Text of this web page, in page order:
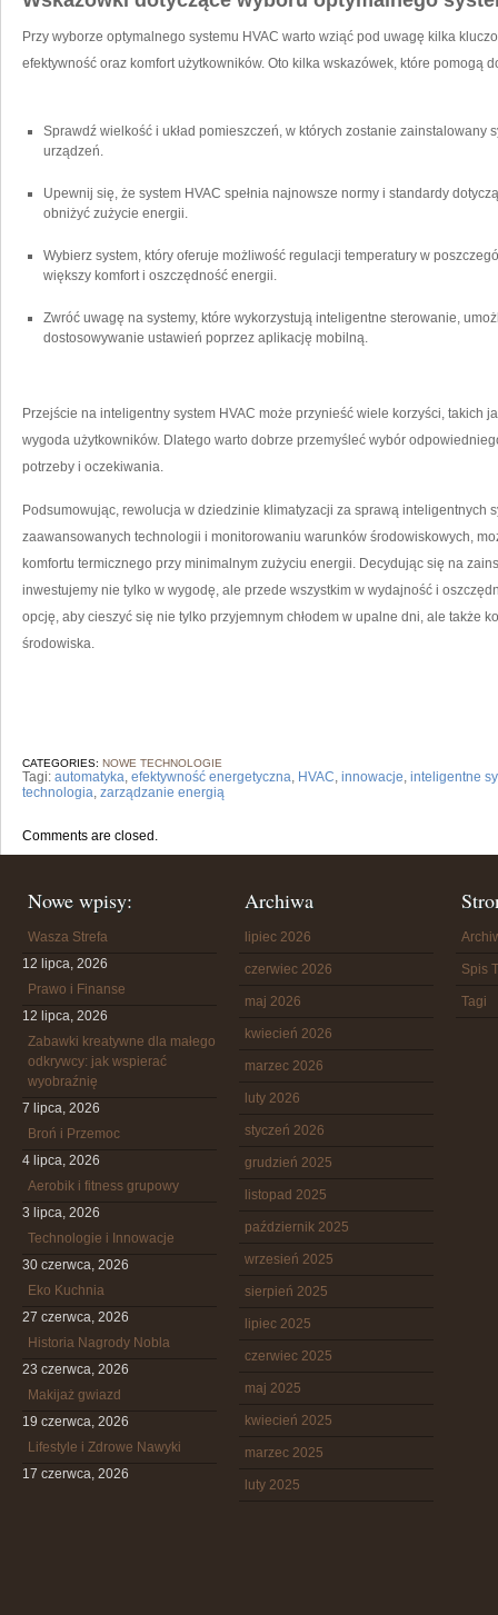
Przy wyborze optymalnego systemu HVAC warto‍ wziąć pod uwagę⁤ kilka⁤
efektywność⁢ oraz komfort użytkowników. ​Oto kilka wskazówek,​ które pomogą
Sprawdź ⁣wielkość​ i układ pomieszczeń,‍ w których zostanie zainstalowany‌
urządzeń.
Upewnij się, że system HVAC spełnia najnowsze⁢ normy i standardy
obniżyć zużycie energii.
Wybierz system,‍ który ⁢oferuje możliwość regulacji temperatury w
większy komfort ⁣i oszczędność energii.
Zwróć uwagę⁢ na systemy,⁤ które ‍wykorzystują inteligentne sterowanie,
dostosowywanie ustawień poprzez aplikację mobilną.
Przejście na inteligentny system ⁢HVAC⁢ może przynieść wiele⁣ korzyści, ‌takich
wygoda użytkowników. Dlatego warto​ dobrze przemyśleć wybór
potrzeby ⁢i oczekiwania.
Podsumowując,⁤ rewolucja w dziedzinie klimatyzacji za sprawą inteligentnych
zaawansowanych technologii ​i monitorowaniu warunków środowiskowych,
komfortu⁤ termicznego ‍przy minimalnym zużyciu energii. Decydując‍ się na
inwestujemy⁤ nie⁢ tylko w wygodę, ale przede⁤ wszystkim ⁤w wydajność i
opcję, aby cieszyć się nie tylko przyjemnym chłodem ⁤w upalne dni, ale także
środowiska.
CATEGORIES: NOWE TECHNOLOGIE
Tagi: automatyka, efektywność energetyczna, HVAC, innowacje, inteligentne
technologia, zarządzanie energią
Comments are closed.
Nowe wpisy:
Wasza Strefa
12 lipca, 2026
Prawo i Finanse
12 lipca, 2026
Zabawki kreatywne dla małego
odkrywcy: jak wspierać
wyobraźnię
7 lipca, 2026
Broń i Przemoc
4 lipca, 2026
Aerobik i fitness grupowy
3 lipca, 2026
Technologie i Innowacje
30 czerwca, 2026
Eko Kuchnia
27 czerwca, 2026
Historia Nagrody Nobla
23 czerwca, 2026
Makijaż gwiazd
19 czerwca, 2026
Lifestyle i Zdrowe Nawyki
17 czerwca, 2026
Archiwa
lipiec 2026
czerwiec 2026
maj 2026
kwiecień 2026
marzec 2026
luty 2026
styczeń 2026
grudzień 2025
listopad 2025
październik 2025
wrzesień 2025
sierpień 2025
lipiec 2025
czerwiec 2025
maj 2025
kwiecień 2025
marzec 2025
luty 2025
Spis
Tagi